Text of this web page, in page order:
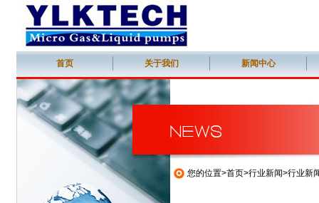
首页 关于我们 新闻中心
您的位置>首页>行业新闻>行业新